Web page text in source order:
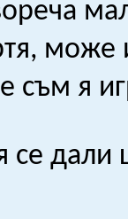
може
съм я
се дали